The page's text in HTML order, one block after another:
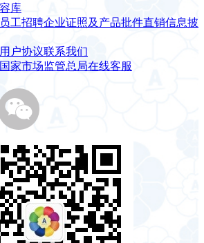
库
员工招聘企业证照及产品批件直销信息披
用户协议联系我们
国家市场监管总局在线客服